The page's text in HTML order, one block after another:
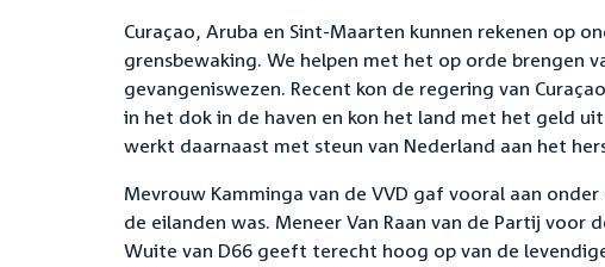
Curaçao, Aruba en Sint-Maarten kunnen rekenen op
grensbewaking. We helpen met het op orde brengen
gevangeniswezen. Recent kon de regering van
in het dok in de haven en kon het land met het geld
werkt daarnaast met steun van Nederland aan het
Mevrouw Kamminga van de VVD gaf vooral aan
de eilanden was. Meneer Van Raan van de Partij
Wuite van D66 geeft terecht hoog op van de